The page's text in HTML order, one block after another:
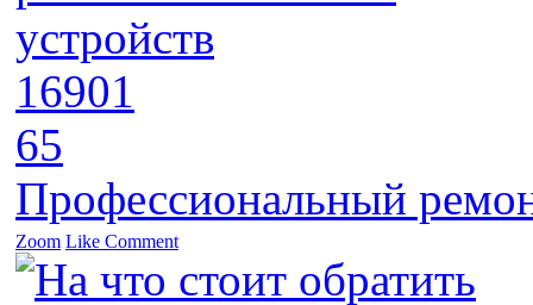
16901
65
Профессиональный
Zoom Like Comment